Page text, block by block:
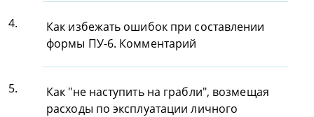
4.
Как избежать ошибок при составлении
формы ПУ-6. Комментарий
5.
Как "не наступить на грабли", возмещая
расходы по эксплуатации личного